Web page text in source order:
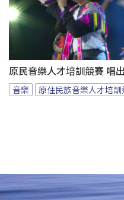
原民音樂人才培訓競賽 唱
音樂 原住民族音樂人才培訓